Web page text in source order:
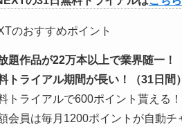
のおすすめポイント
題作品が22万本以上で業界随一！
トライアル期間が長い！（31日間）
トライアルで600ポイント貰える！
会員は毎月1200ポイントが自動チ